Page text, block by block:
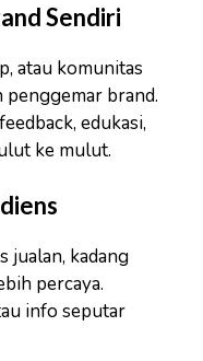
Sendiri
atau komunitas
brand.
edukasi,
ke mulut.
jualan, kadang
percaya.
info seputar